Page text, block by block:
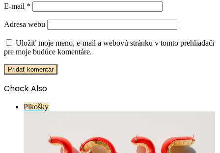
E-mail *
Adresa webu
Uložiť moje meno, e-mail a webovú stránku v tomto prehliadači
pre moje budúce komentáre.
Check Also
Pikošky